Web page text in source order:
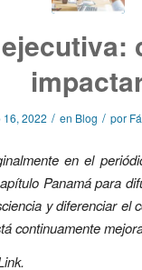
16, 2022 / en Blog / por
en el
Panamá para
y diferenciar el
continuamente
.